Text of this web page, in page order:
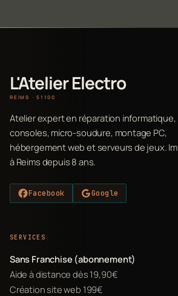
L'Atelier Electro
REIMS · 51100
Atelier expert en réparation informatique,
consoles, micro-soudure, montage PC,
hébergement web et serveurs de jeux.
à Reims depuis 8 ans.
Facebook Google
SERVICES
Sans Franchise (abonnement)
Aide à distance dès 19,90€
Création site web 199€